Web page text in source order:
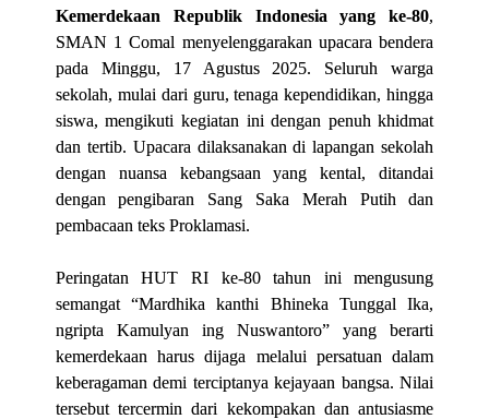
Kemerdekaan Republik Indonesia yang ke-80,
SMAN 1 Comal menyelenggarakan upacara bendera
pada Minggu, 17 Agustus 2025. Seluruh warga
sekolah, mulai dari guru, tenaga kependidikan, hingga
siswa, mengikuti kegiatan ini dengan penuh khidmat
dan tertib. Upacara dilaksanakan di lapangan sekolah
dengan nuansa kebangsaan yang kental, ditandai
dengan pengibaran Sang Saka Merah Putih dan
pembacaan teks Proklamasi.
Peringatan HUT RI ke-80 tahun ini mengusung
semangat “Mardhika kanthi Bhineka Tunggal Ika,
ngripta Kamulyan ing Nuswantoro” yang berarti
kemerdekaan harus dijaga melalui persatuan dalam
keberagaman demi terciptanya kejayaan bangsa. Nilai
tersebut tercermin dari kekompakan dan antusiasme